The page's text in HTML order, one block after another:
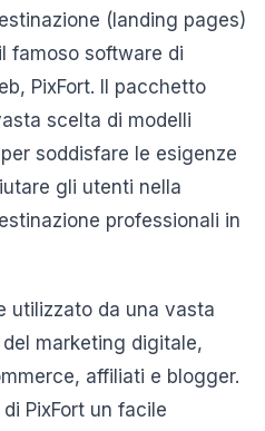
(landing pages)
famoso software di
PixFort. Il pacchetto
scelta di modelli
soddisfare le esigenze
gli utenti nella
professionali in
utilizzato da una vasta
marketing digitale,
affiliati e blogger.
PixFort un facile